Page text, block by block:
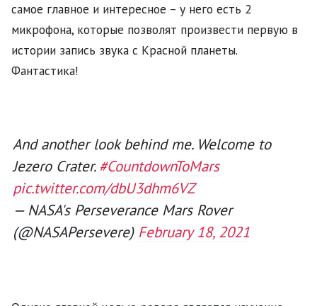
самое главное и интересное – у него есть 2
микрофона, которые позволят произвести первую в
истории запись звука с Красной планеты.
Фантастика!
And another look behind me. Welcome to
Jezero Crater. #CountdownToMars
pic.twitter.com/dbU3dhm6VZ
— NASA's Perseverance Mars Rover
(@NASAPersevere) February 18, 2021